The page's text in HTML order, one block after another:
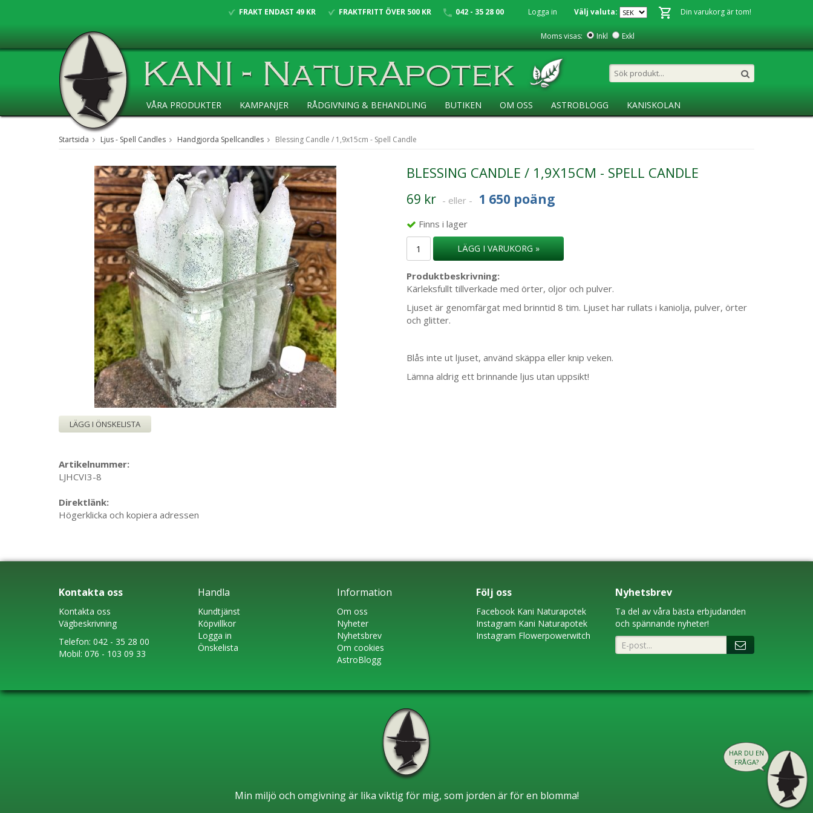
HAR DU EN
FRÅGA?
FRAKT ENDAST 49 KR FRAKTFRITT ÖVER 500 KR 042 - 35 28 00 Din varukorg är tom!
Logga in Välj valuta:
Moms visas: Inkl Exkl
VÅRA PRODUKTER KAMPANJER RÅDGIVNING & BEHANDLING BUTIKEN OM OSS ASTROBLOGG KANISKOLAN
Startsida Ljus - Spell Candles Handgjorda Spellcandles Blessing Candle / 1,9x15cm - Spell Candle
BLESSING CANDLE / 1,9X15CM - SPELL CANDLE
69 kr - eller - 1 650 poäng
Finns i lager
LÄGG I VARUKORG »
Produktbeskrivning:
Kärleksfullt tillverkade med örter, oljor och pulver.
Ljuset är genomfärgat med brinntid 8 tim. Ljuset har rullats i kaniolja, pulver, örter
och glitter.
Blås inte ut ljuset, använd skäppa eller knip veken.
Lämna aldrig ett brinnande ljus utan uppsikt!
LÄGG I ÖNSKELISTA
Artikelnummer:
LJHCVI3-8
Direktlänk:
Högerklicka och kopiera adressen
Kontakta oss
Kontakta oss
Vägbeskrivning
Telefon: 042 - 35 28 00
Mobil: 076 - 103 09 33
Handla
Kundtjänst
Köpvillkor
Logga in
Önskelista
Information
Om oss
Nyheter
Nyhetsbrev
Om cookies
AstroBlogg
Följ oss
Facebook Kani Naturapotek
Instagram Kani Naturapotek
Instagram Flowerpowerwitch
Nyhetsbrev
Ta del av våra bästa erbjudanden
och spännande nyheter!
Min miljö och omgivning är lika viktig för mig, som jorden är för en blomma!